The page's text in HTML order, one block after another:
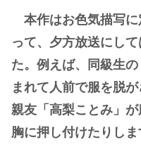
本作はお色気描写に
って、夕方放送にし
た。例えば、同級生
まれて人前で服を脱
親友「高梨ことみ」
胸に押し付けたりしま